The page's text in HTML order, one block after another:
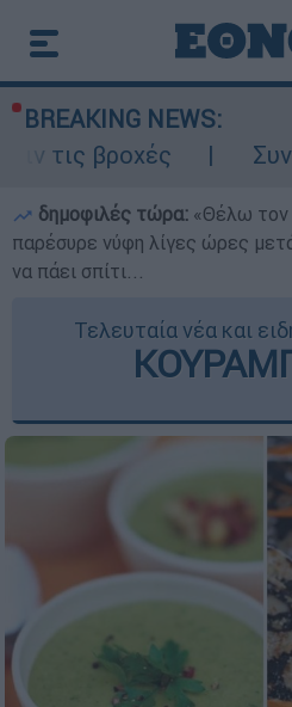
BREAKING NEWS:
Συναγερμός
δημοφιλές τώρα: «Θέλω τον
παρέσυρε νύφη λίγες ώρες
να πάει σπίτι...
Τελευταία νέα και